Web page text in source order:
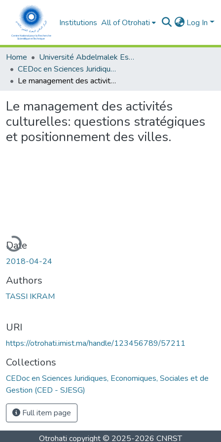
Institutions All of Otrohati Log In
Home
Université Abdelmalek Essaâdi - Tétouan
CEDoc en Sciences Juridiques, Economiques, Sociales et de Gestion (CED - SJESG)
Le management des activités culturelles: questions stratégiques et positionnement des villes.
Le management des activités
culturelles: questions stratégiques
et positionnement des villes.
Date
2018-04-24
Authors
TASSI IKRAM
URI
https://otrohati.imist.ma/handle/123456789/57211
Collections
CEDoc en Sciences Juridiques, Economiques, Sociales et de
Gestion (CED - SJESG)
Full item page
Otrohati copyright © 2025-2026 CNRST